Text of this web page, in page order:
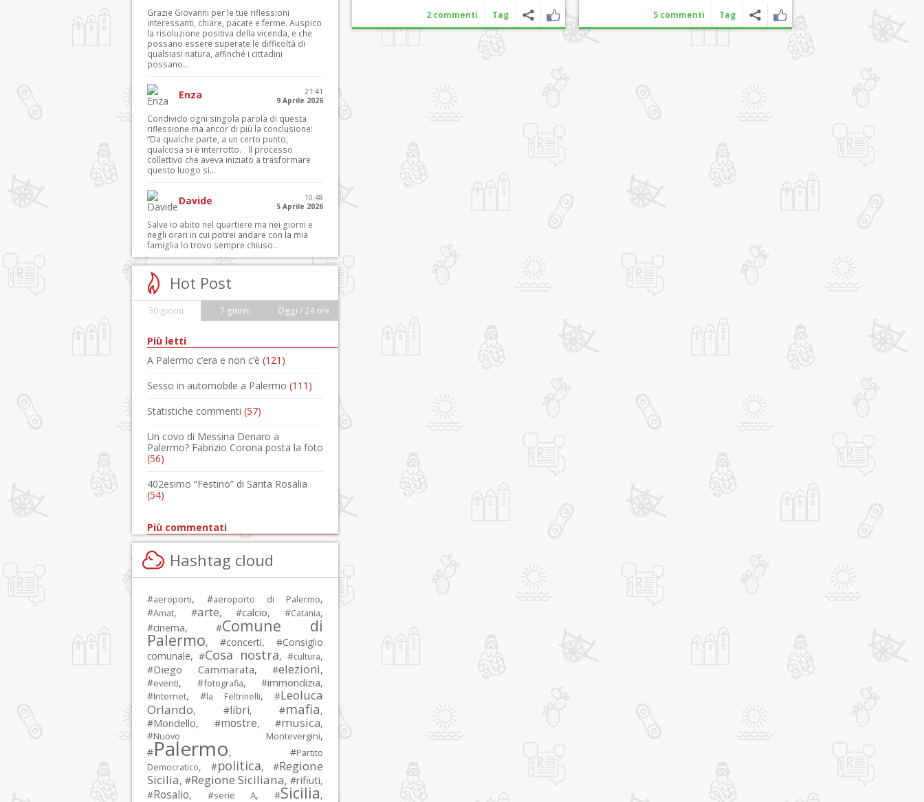
5 commenti Tag
2 commenti Tag
Grazie Giovanni per le tue riflessioni
interessanti, chiare, pacate e ferme. Auspico
la risoluzione positiva della vicenda, e che
possano essere superate le difficoltà di
qualsiasi natura, affinché i cittadini
possano...
Enza
21:41
9 Aprile 2026
Condivido ogni singola parola di questa
riflessione ma ancor di più la conclusione:
“Da qualche parte, a un certo punto,
qualcosa si è interrotto. Il processo
collettivo che aveva iniziato a trasformare
questo luogo si...
Davide
10:48
5 Aprile 2026
Salve io abito nel quartiere ma nei giorni e
negli orari in cui potrei andare con la mia
famiglia lo trovo sempre chiuso..
Hot Post
30 giorni 7 giorni Oggi / 24 ore
Più letti
A Palermo c’era e non c’è (121)
Sesso in automobile a Palermo (111)
Statistiche commenti (57)
Un covo di Messina Denaro a
Palermo? Fabrizio Corona posta la foto
(56)
402esimo “Festino” di Santa Rosalia
(54)
Più commentati
Hashtag cloud
#aeroporti, #aeroporto di Palermo,
#Amat, #arte, #calcio, #Catania,
#cinema, #Comune di
Palermo, #concerti, #Consiglio
comunale, #Cosa nostra, #cultura,
#Diego Cammarata, #elezioni,
#eventi, #fotografia, #immondizia,
#Internet, #la Feltrinelli, #Leoluca
Orlando, #libri, #mafia,
#Mondello, #mostre, #musica,
#Nuovo Montevergini,
#Palermo, #Partito
Democratico, #politica, #Regione
Sicilia, #Regione Siciliana, #rifiuti,
#Rosalio, #serie A, #Sicilia,